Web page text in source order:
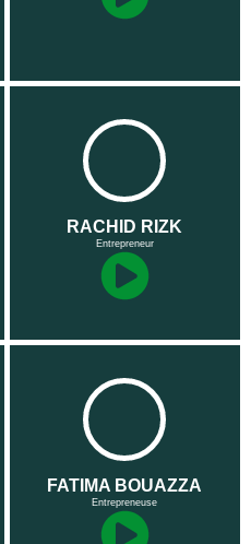
RACHID RIZK
Entrepreneur
FATIMA BOUAZZA
Entrepreneuse